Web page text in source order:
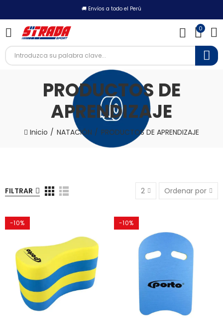
🚚 Envíos a todo el Perú
0
PRODUCTOS DE
APRENDIZAJE
Inicio NATACIÓN PRODUCTOS DE APRENDIZAJE
FILTRAR 2 Ordenar por
-10% -10%